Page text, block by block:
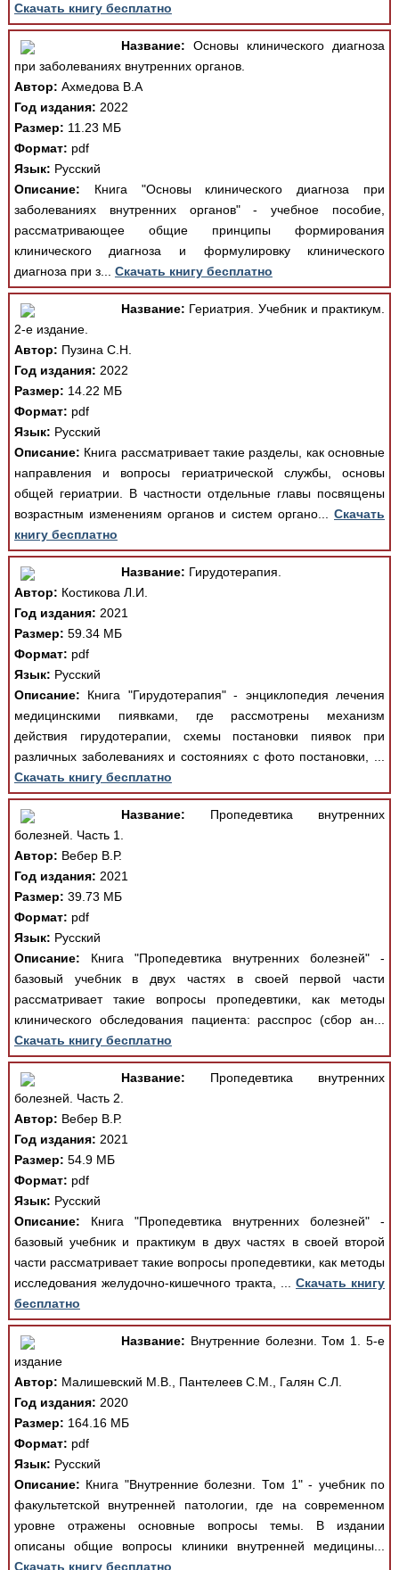
Скачать книгу бесплатно
Название: Основы клинического диагноза
при заболеваниях внутренних органов.
Автор: Ахмедова В.А
Год издания: 2022
Размер: 11.23 МБ
Формат: pdf
Язык: Русский
Описание: Книга "Основы клинического диагноза при
заболеваниях внутренних органов" - учебное пособие,
рассматривающее общие принципы формирования
клинического диагноза и формулировку клинического
диагноза при з... Скачать книгу бесплатно
Название: Гериатрия. Учебник и практикум.
2-е издание.
Автор: Пузина С.Н.
Год издания: 2022
Размер: 14.22 МБ
Формат: pdf
Язык: Русский
Описание: Книга рассматривает такие разделы, как основные
направления и вопросы гериатрической службы, основы
общей гериатрии. В частности отдельные главы посвящены
возрастным изменениям органов и систем органо...Скачать
книгу бесплатно
Название: Гирудотерапия.
Автор: Костикова Л.И.
Год издания: 2021
Размер: 59.34 МБ
Формат: pdf
Язык: Русский
Описание: Книга "Гирудотерапия" - энциклопедия лечения
медицинскими пиявками, где рассмотрены механизм
действия гирудотерапии, схемы постановки пиявок при
различных заболеваниях и состояниях с фото постановки, ...
Скачать книгу бесплатно
Название: Пропедевтика внутренних
болезней. Часть 1.
Автор: Вебер В.Р.
Год издания: 2021
Размер: 39.73 МБ
Формат: pdf
Язык: Русский
Описание: Книга "Пропедевтика внутренних болезней" -
базовый учебник в двух частях в своей первой части
рассматривает такие вопросы пропедевтики, как методы
клинического обследования пациента: расспрос (сбор ан...
Скачать книгу бесплатно
Название: Пропедевтика внутренних
болезней. Часть 2.
Автор: Вебер В.Р.
Год издания: 2021
Размер: 54.9 МБ
Формат: pdf
Язык: Русский
Описание: Книга "Пропедевтика внутренних болезней" -
базовый учебник и практикум в двух частях в своей второй
части рассматривает такие вопросы пропедевтики, как методы
исследования желудочно-кишечного тракта, ...Скачать книгу
бесплатно
Название: Внутренние болезни. Том 1. 5-е
издание
Автор: Малишевский М.В., Пантелеев С.М., Галян С.Л.
Год издания: 2020
Размер: 164.16 МБ
Формат: pdf
Язык: Русский
Описание: Книга "Внутренние болезни. Том 1" - учебник по
факультетской внутренней патологии, где на современном
уровне отражены основные вопросы темы. В издании
описаны общие вопросы клиники внутренней медицины...
Скачать книгу бесплатно